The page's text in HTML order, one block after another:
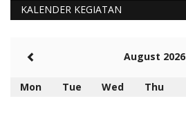
KALENDER KEGIATAN
August 2026
Mon Tue Wed Thu